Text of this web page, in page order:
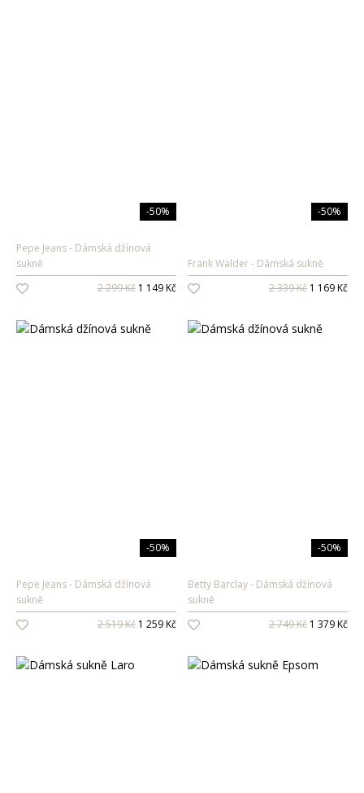
-50%
Pepe Jeans
Dámská džínová
sukně
2 299 Kč 1 149 Kč
-50%
Frank Walder
Dámská sukně
2 339 Kč 1 169 Kč
-50%
Pepe Jeans
Dámská džínová
sukně
2 519 Kč 1 259 Kč
-50%
Betty Barclay
Dámská džínová
sukně
2 749 Kč 1 379 Kč